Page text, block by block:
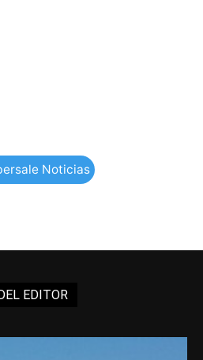
Noticias
EDITOR